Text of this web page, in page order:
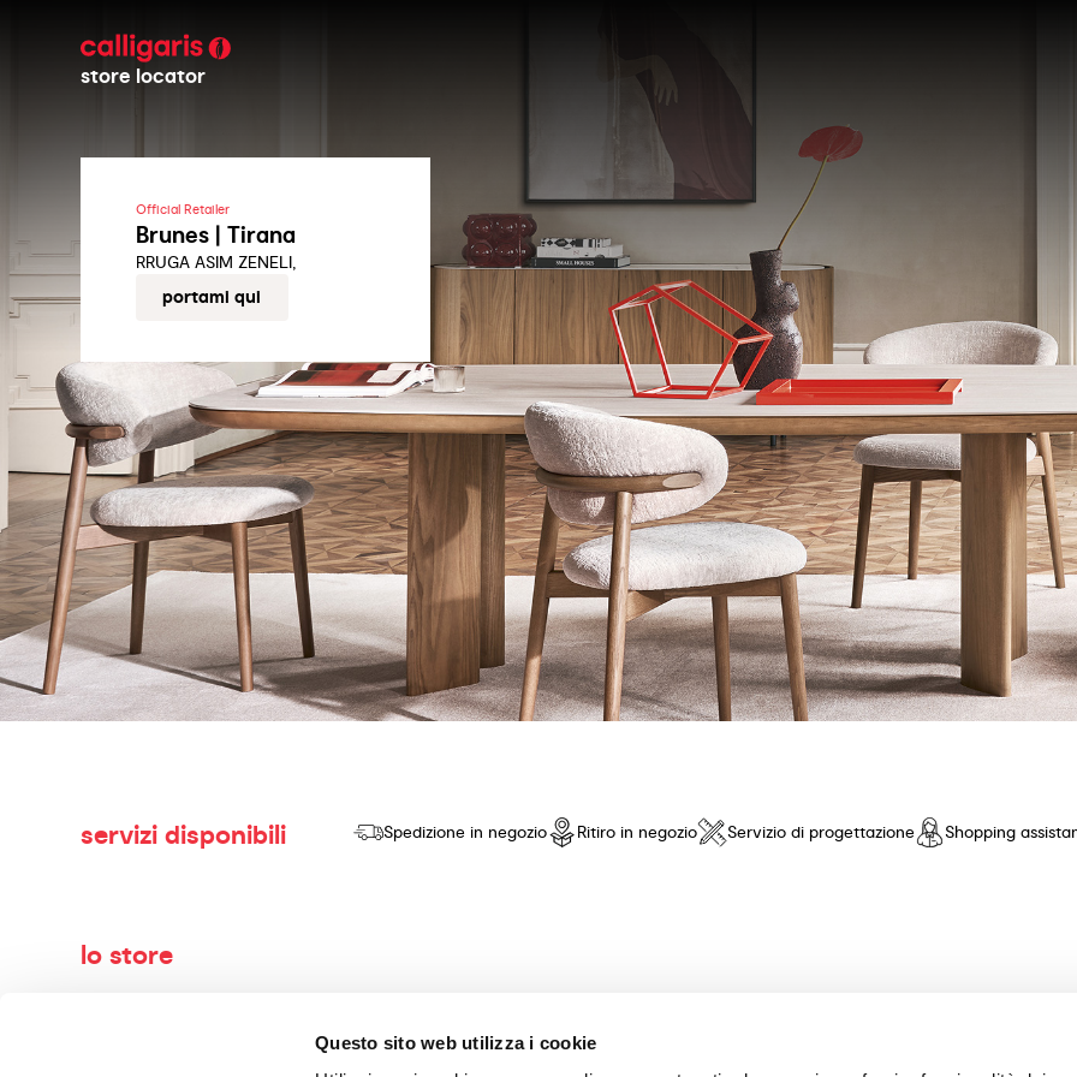
Questo sito web utilizza i cookie
store locator
Official Retailer
Brunes | Tirana
RRUGA ASIM ZENELI,
portami qui
servizi disponibili Spedizione in negozio Ritiro in negozio Servizio di progettazione Shopping
lo store
Benvenuti nel mondo di Calligaris, il tuo negozio di arredamento di fiducia! Offriamo una selezione esclusiva di mobili e accessori
vendere prodotti di alta qualità, design innovativo e comfort senza pari. Scopri le nostre collezioni di tavoli, sedie, letti, divani e